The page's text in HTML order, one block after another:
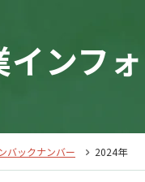
ンフ
バックナンバー 2024年